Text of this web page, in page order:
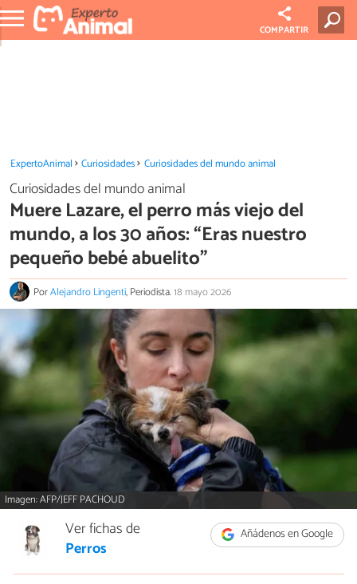
COMPARTIR
ExpertoAnimal Curiosidades Curiosidades del mundo animal
Curiosidades del mundo animal
Muere Lazare, el perro más viejo del
mundo, a los 30 años: “Eras nuestro
pequeño bebé abuelito”
PorAlejandro Lingenti, Periodista.18 mayo 2026
Imagen: AFP/JEFF PACHOUD
Añádenos en Google
Ver fichas de
Perros